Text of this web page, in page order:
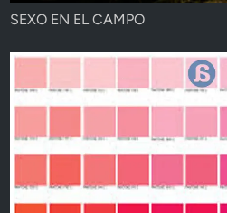
SEXO EN EL CAMPO